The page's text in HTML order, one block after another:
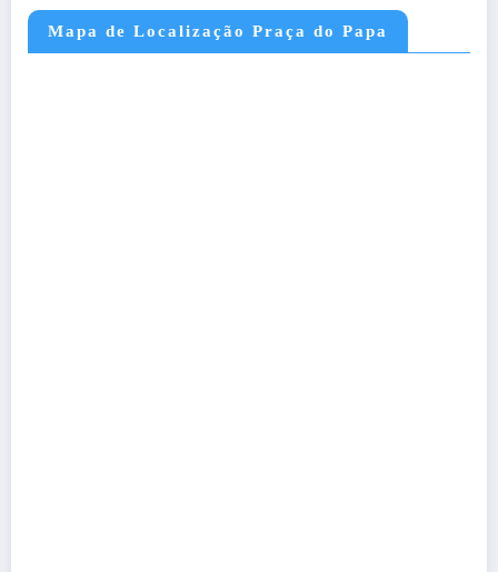
Mapa de Localização Praça do Papa